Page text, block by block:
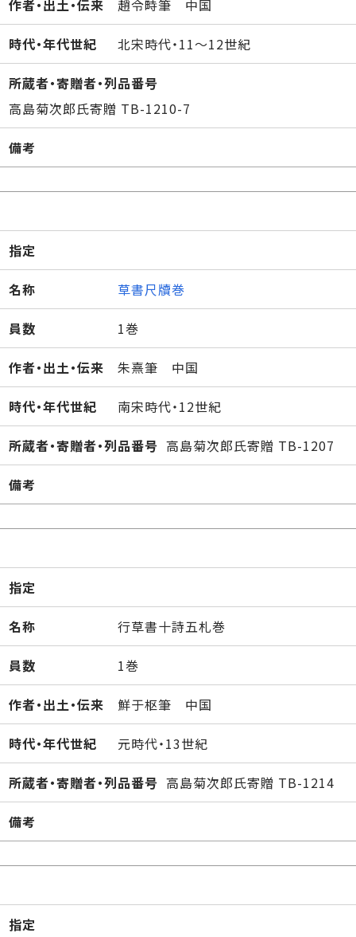
作者・出土・伝来 趙令畤筆 中国
時代・年代世紀 北宋時代・11～12世紀
所蔵者・寄贈者・列品番号
高島菊次郎氏寄贈 TB-1210-7
備考
指定
名称 草書尺牘巻
員数 1巻
作者・出土・伝来 朱熹筆 中国
時代・年代世紀 南宋時代・12世紀
所蔵者・寄贈者・列品番号 高島菊次郎氏寄贈 TB-1207
備考
指定
名称 行草書十詩五札巻
員数 1巻
作者・出土・伝来 鮮于枢筆 中国
時代・年代世紀 元時代・13世紀
所蔵者・寄贈者・列品番号 高島菊次郎氏寄贈 TB-1214
備考
指定